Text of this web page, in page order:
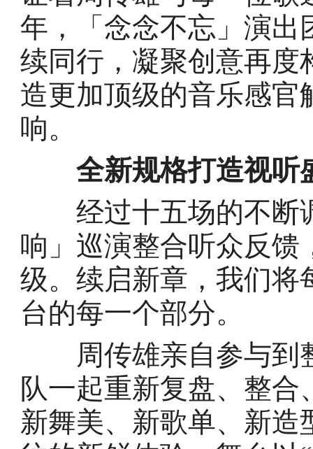
年，「念念不忘」演出
续同行，凝聚创意再度
造更加顶级的音乐感官
响。
全新规格打造视听
经过十五场的不断调
响」巡演整合听众反馈
级。续启新章，我们将
台的每一个部分。
周传雄亲自参与到
队一起重新复盘、整
新舞美、新歌单、新